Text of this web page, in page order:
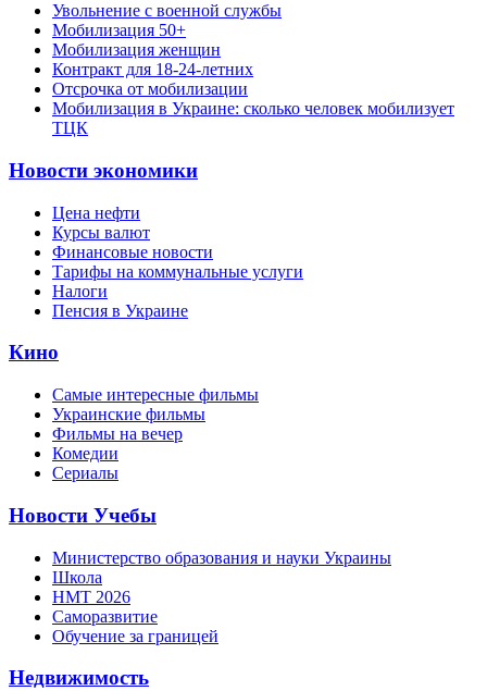
Увольнение с военной службы
Мобилизация 50+
Мобилизация женщин
Контракт для 18-24-летних
Отсрочка от мобилизации
Мобилизация в Украине: сколько человек мобилизует
ТЦК
Новости экономики
Цена нефти
Курсы валют
Финансовые новости
Тарифы на коммунальные услуги
Налоги
Пенсия в Украине
Кино
Самые интересные фильмы
Украинские фильмы
Фильмы на вечер
Комедии
Сериалы
Новости Учебы
Министерство образования и науки Украины
Школа
НМТ 2026
Саморазвитие
Обучение за границей
Недвижимость